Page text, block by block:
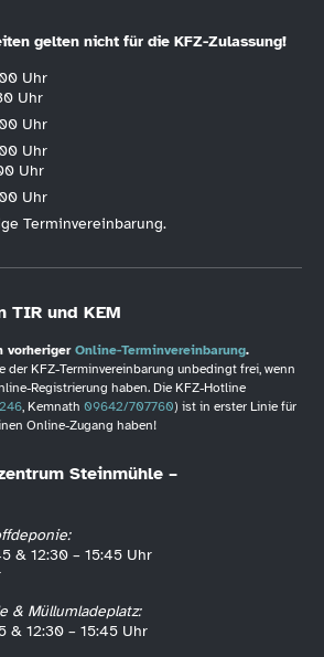
gelten nicht für die KFZ-Zulassung!
Uhr
Uhr
Uhr
Uhr
Uhr
Uhr
Terminvereinbarung.
TIR und KEM
vorheriger Online-Terminvereinbarung.
der KFZ-Terminvereinbarung unbedingt frei, wenn
Registrierung haben. Die KFZ-Hotline
, Kemnath 09642/707760) ist in erster Linie für
Online-Zugang haben!
Steinmühle –
& 12:30 – 15:45 Uhr
& Müllumladeplatz:
& 12:30 – 15:45 Uhr